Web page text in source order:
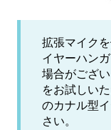
拡張マイク
イヤーハン
場合がござ
をお試しい
のカナル型
さい。